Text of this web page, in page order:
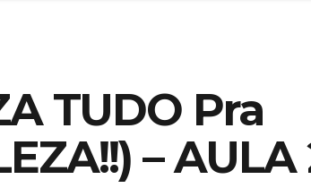
TUDO Pra
– AULA